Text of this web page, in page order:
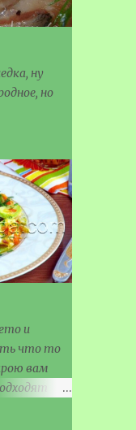
ну
но
и
что то
вам